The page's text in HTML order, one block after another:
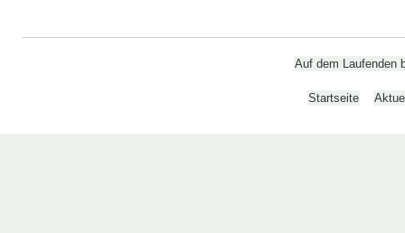
Auf dem Laufenden
Startseite